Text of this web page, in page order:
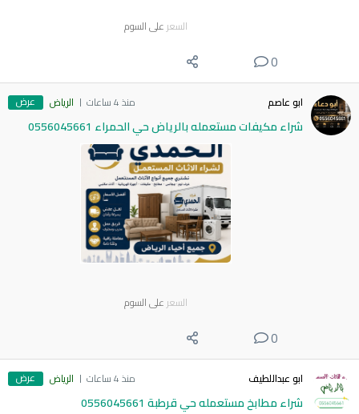
السعر على السوم
0
ابو عاصم منذ 4 ساعات الرياض عرض
شراء مكيفات مستعمله بالرياض حي الحمراء 0556045661
السعر على السوم
0
ابو عبداللطيف منذ 4 ساعات الرياض عرض
شراء مطابخ مستعمله حي قرطبة 0556045661